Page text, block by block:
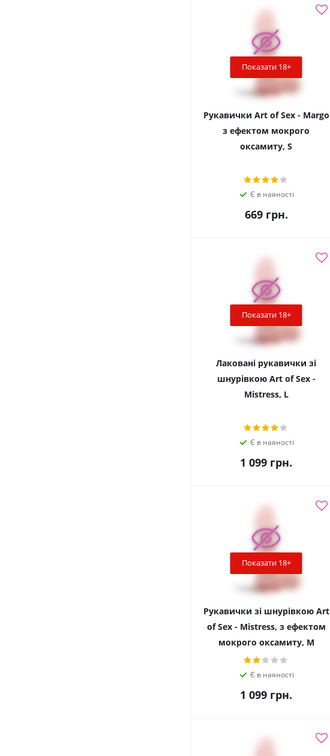
Показати 18+
Рукавички Art of Sex - Margo
з ефектом мокрого
оксамиту, S
Є в наяності
669грн.
Показати 18+
Лаковані рукавички зі
шнурівкою Art of Sex -
Mistress, L
Є в наяності
1 099 грн.
Показати 18+
Рукавички зі шнурівкою Art
of Sex - Mistress, з ефектом
мокрого оксамиту, M
Є в наяності
1 099 грн.